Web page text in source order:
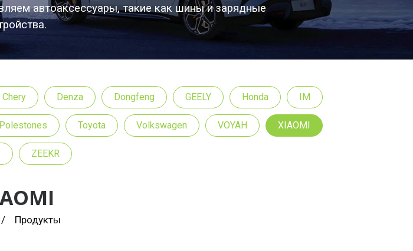
автоаксессуары, такие как шины и зарядные
Chery Denza Dongfeng GEELY Honda IM
Polestones Toyota Volkswagen VOYAH XIAOMI
ZEEKR
Продукты